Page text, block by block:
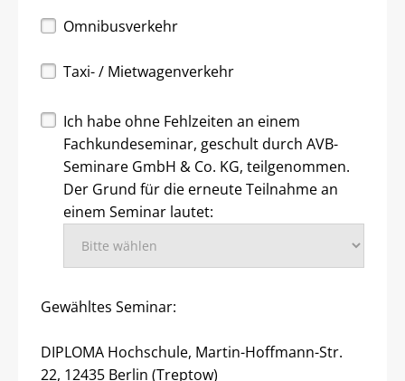
Omnibusverkehr
Taxi- / Mietwagenverkehr
Ich habe ohne Fehlzeiten an einem
Fachkundeseminar, geschult durch AVB-
Seminare GmbH & Co. KG, teilgenommen.
Der Grund für die erneute Teilnahme an
einem Seminar lautet:
Gewähltes Seminar:
DIPLOMA Hochschule, Martin-Hoffmann-Str.
22, 12435 Berlin (Treptow)